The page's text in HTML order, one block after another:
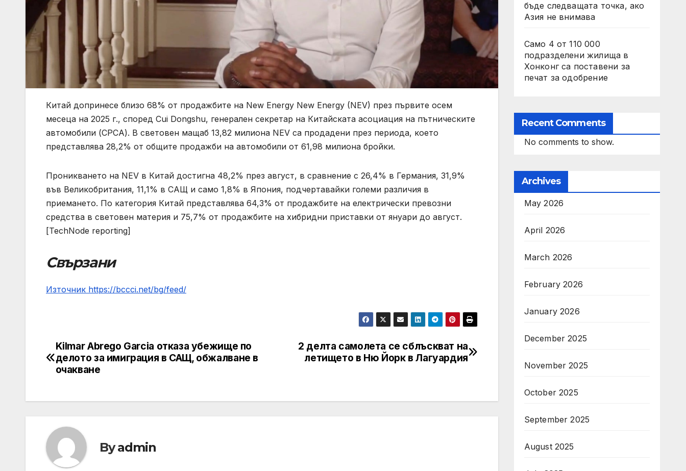
Китай допринесе близо 68% от продажбите на New Energy New Energy (NEV) през първите осем
месеца на 2025 г., според Cui Dongshu, генерален секретар на Китайската асоциация на пътническите
автомобили (CPCA). В световен мащаб 13,82 милиона NEV са продадени през периода, което
представлява 28,2% от общите продажби на автомобили от 61,98 милиона бройки.
Проникването на NEV в Китай достигна 48,2% през август, в сравнение с 26,4% в Германия, 31,9%
във Великобритания, 11,1% в САЩ и само 1,8% в Япония, подчертавайки големи различия в
приемането. По категория Китай представлява 64,3% от продажбите на електрически превозни
средства в световен материя и 75,7% от продажбите на хибридни приставки от януари до август.
[TechNode reporting]
Свързани
Източник https://bccci.net/bg/feed/
Post
navigation
2 делта самолета се сблъскват на
летището в Ню Йорк в Лагуардия
Kilmar Abrego Garcia отказа убежище по
делото за имиграция в САЩ, обжалване в
очакване
Byadmin
бъде следващата точка, ако
Азия не внимава
Само 4 от 110 000
подразделени жилища в
Хонконг са поставени за
печат за одобрение
Recent Comments
No comments to show.
Archives
May 2026
April 2026
March 2026
February 2026
January 2026
December 2025
November 2025
October 2025
September 2025
August 2025